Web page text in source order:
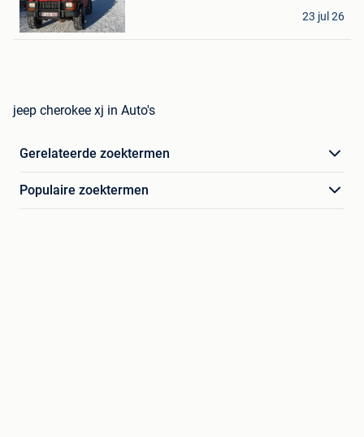
Eliott Pirotte
Forville
23 jul 26
jeep cherokee xj in Auto's
Gerelateerde zoektermen
Populaire zoektermen